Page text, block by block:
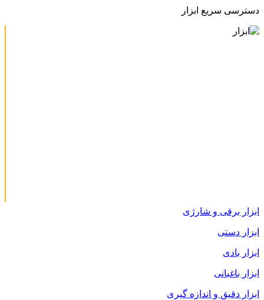
دسترسی سریع ابزار
ابزار برقی و شارژی
ابزار دستی
ابزار بادی
ابزار باغبانی
ابزار دقیق و اندازه گیری